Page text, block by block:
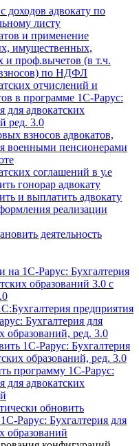
доходов адвокату по
листу
и применение
имущественных,
и проф.вычетов (в т.ч.
по НДФЛ
отчислений и
в программе 1С-Рарус:
для адвокатских
ред. 3.0
взносов адвокатов,
военными пенсионерами
соглашений в у.е
гонорар адвокату
и выплатить адвокату
реализации
деятельность
на 1С-Рарус: Бухгалтерия
образований 3.0 с
предприятия
Бухгалтерия для
образований, ред. 3.0
1С-Рарус: Бухгалтерия
образований, ред. 3.0
программу 1С-Рарус:
для адвокатских
обновить
Рарус: Бухгалтерия для
образований